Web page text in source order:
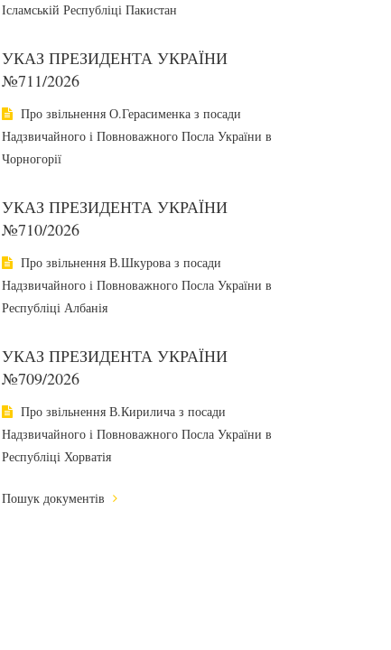
Ісламській Республіці Пакистан
УКАЗ ПРЕЗИДЕНТА УКРАЇНИ
№711/2026
Про звільнення О.Герасименка з посади
Надзвичайного і Повноважного Посла України в
Чорногорії
УКАЗ ПРЕЗИДЕНТА УКРАЇНИ
№710/2026
Про звільнення В.Шкурова з посади
Надзвичайного і Повноважного Посла України в
Республіці Албанія
УКАЗ ПРЕЗИДЕНТА УКРАЇНИ
№709/2026
Про звільнення В.Кирилича з посади
Надзвичайного і Повноважного Посла України в
Республіці Хорватія
Пошук документів